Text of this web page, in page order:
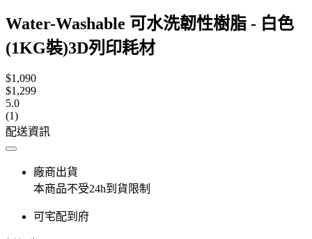
Water-Washable 可水洗韌性樹脂 - 白色
(1KG裝)3D列印耗材
$1,090
$1,299
5.0
(1)
配送資訊
廠商出貨
本商品不受24h到貨限制
可宅配到府